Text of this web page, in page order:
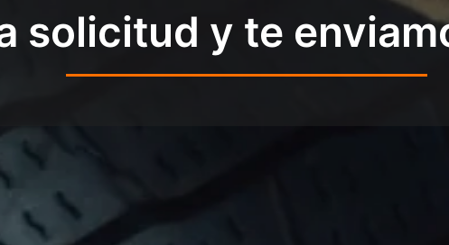
solicitud y te